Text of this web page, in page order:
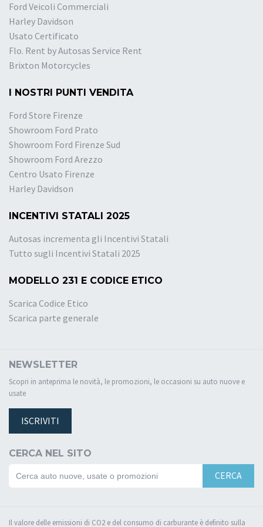
Ford Veicoli Commerciali
Harley Davidson
Usato Certificato
Flo. Rent by Autosas Service Rent
Brixton Motorcycles
I NOSTRI PUNTI VENDITA
Ford Store Firenze
Showroom Ford Prato
Showroom Ford Firenze Sud
Showroom Ford Arezzo
Centro Usato Firenze
Harley Davidson
INCENTIVI STATALI 2025
Autosas incrementa gli Incentivi Statali
Tutto sugli Incentivi Statali 2025
MODELLO 231 E CODICE ETICO
Scarica Codice Etico
Scarica parte generale
NEWSLETTER
Scopri in anteprima le novità, le promozioni, le occasioni su auto nuove e
usate
ISCRIVITI
CERCA NEL SITO
CERCA
Il valore delle emissioni di CO2 e del consumo di carburante è definito sulla